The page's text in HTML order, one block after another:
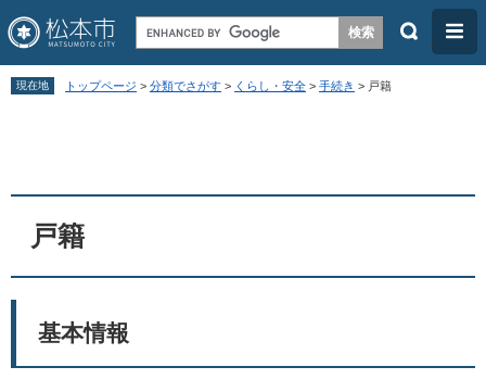
ペ
先
メ
を
検
メ
ニ
現在地 トップページ > 分類でさがす > くらし・安全 > 手続き > 戸籍
戸籍
基本情報